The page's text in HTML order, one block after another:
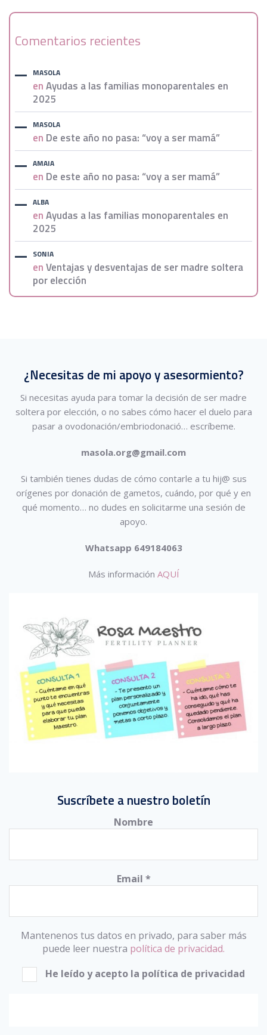
Comentarios recientes
MASOLA
enAyudas a las familias monoparentales en
2025
MASOLA
en De este año no pasa: “voy a ser mamá”
AMAIA
en De este año no pasa: “voy a ser mamá”
ALBA
enAyudas a las familias monoparentales en
2025
SONIA
enVentajas y desventajas de ser madre soltera
por elección
¿Necesitas de mi apoyo y asesormiento?
Si necesitas ayuda para tomar la decisión de ser madre
soltera por elección, o no sabes cómo hacer el duelo para
pasar a ovodonación/embriodonació… escríbeme.
masola.org@gmail.com
Si también tienes dudas de cómo contarle a tu hij@ sus
orígenes por donación de gametos, cuándo, por qué y en
qué momento… no dudes en solicitarme una sesión de
apoyo.
Whatsapp 649184063
Más información AQUÍ
Suscríbete a nuestro boletín
Nombre
Email *
Mantenenos tus datos en privado, para saber más
puede leer nuestra política de privacidad.
He leído y acepto la política de privacidad